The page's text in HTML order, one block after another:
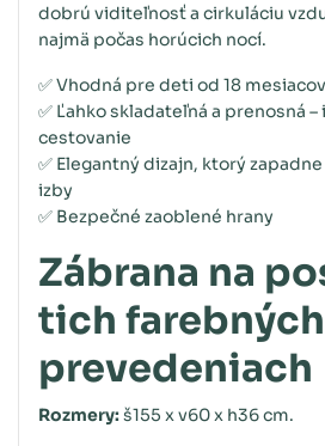
dobrú viditeľnosť a cirkuláciu
najmä počas horúcich nocí.
✅ Vhodná pre deti od 18 mesiacov
✅ Ľahko skladateľná a prenosná –
cestovanie
✅ Elegantný dizajn, ktorý
izby
✅ Bezpečné zaoblené hrany
Zábrana na
tich farebných
prevedeniach
Rozmery:š155 x v60 x h36 cm.